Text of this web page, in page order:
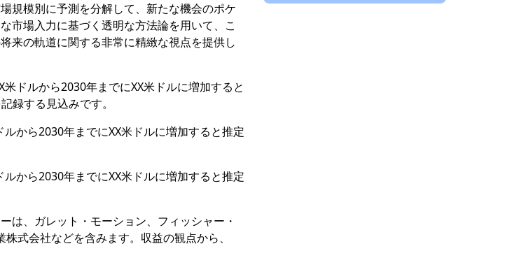
規模別に予測を分解して、新たな機会のポケ
市場入力に基づく透明な方法論を用いて、こ
来の軌道に関する非常に精緻な視点を提供し
ドルから2030年までにXX米ドルに増加すると
録する見込みです。
から2030年までにXX米ドルに増加すると推定
から2030年までにXX米ドルに増加すると推定
は、ガレット・モーション、フィッシャー・
式会社などを含みます。収益の観点から、